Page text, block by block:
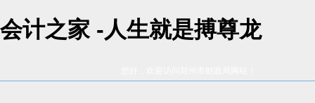
会计之家 -人生就是搏尊龙